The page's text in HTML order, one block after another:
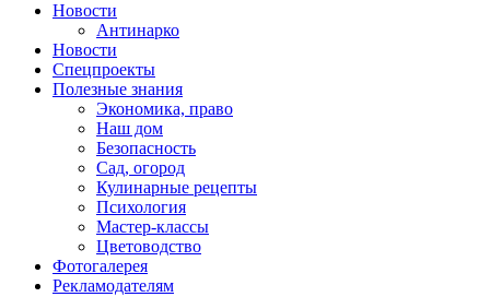
Новости
Антинарко
Новости
Спецпроекты
Полезные знания
Экономика, право
Наш дом
Безопасность
Сад, огород
Кулинарные рецепты
Психология
Мастер-классы
Цветоводство
Фотогалерея
Рекламодателям